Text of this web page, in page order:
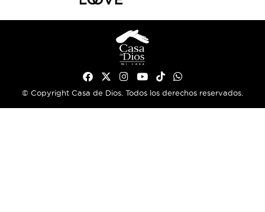
© Copyright Casa de Dios. Todos los derechos reservados.